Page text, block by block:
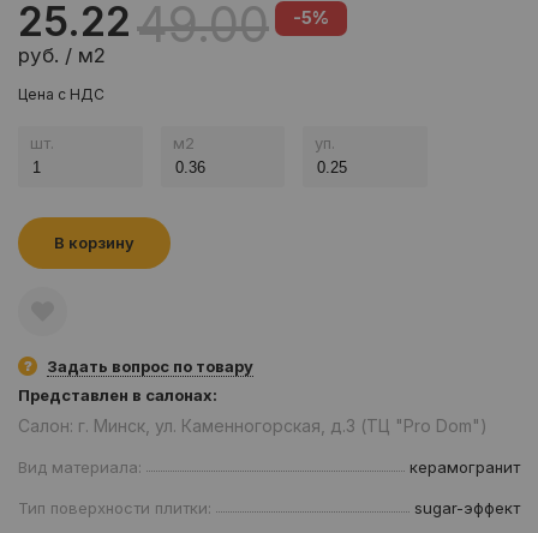
25.22
руб. / м2
49.00 -5%
Цена с НДС
шт. м2 уп.
В корзину
Задать вопрос по товару
Представлен в салонах:
Салон: г. Минск, ул. Каменногорская, д.3 (ТЦ "Pro Dom")
Вид материала: керамогранит
Тип поверхности плитки: sugar-эффект